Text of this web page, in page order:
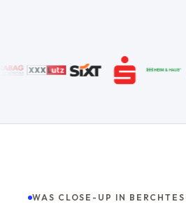
WAS CLOSE-UP IN